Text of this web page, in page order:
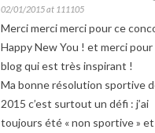
02/01/2015 at 111105
Merci merci merci pour ce
Happy New You ! et merci pour
blog qui est très inspirant !
Ma bonne résolution sportive
2015 c’est surtout un défi : j’ai
toujours été « non sportive » et